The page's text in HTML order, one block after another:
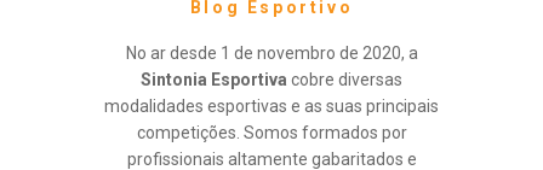
Blog Esportivo
No ar desde 1 de novembro de 2020, a
Sintonia Esportiva cobre diversas
modalidades esportivas e as suas principais
competições. Somos formados por
profissionais altamente gabaritados e